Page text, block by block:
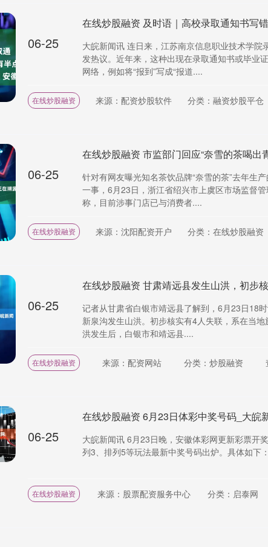
06-25
大皖新闻讯 连日来，江苏南京信息职业技术学院
发热议。近年来，这种出现在录取通知书或毕业
网络，例如将“报到”写成“报道....
在线炒股融资 来源：配资炒股软件 分类：融资炒股平仓
06-25
针对有网友曝光知名茶饮品牌“奈雪的茶”去年生
一事，6月23日，浙江省绍兴市上虞区市场监督
称，目前涉事门店已与消费者....
在线炒股融资 来源：沈阳配资开户 分类：在线炒股融资
06-25
记者从甘肃省白银市靖远县了解到，6月23日18
新泉沟发生山洪。初步核实有4人失联，系在当
洪发生后，白银市和靖远县....
在线炒股融资 来源：配资网站 分类：炒股融资
06-25
在线炒股融资 6月23日体彩中奖号码_大皖
大皖新闻讯 6月23日晚，安徽体彩网更新彩票开
列3、排列5等玩法最新中奖号码出炉。具体如下
在线炒股融资 来源：股票配资服务中心 分类：启泰网